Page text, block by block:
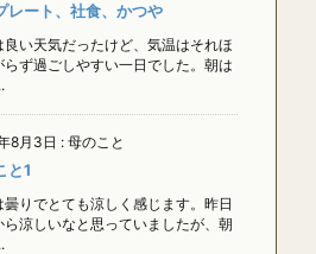
レート、社食、かつや
良い天気だったけど、気温はそれほ
らず過ごしやすい一日でした。朝は
8月3日 : 母のこと
と1
曇りでとても涼しく感じます。昨日
ら涼しいなと思っていましたが、朝